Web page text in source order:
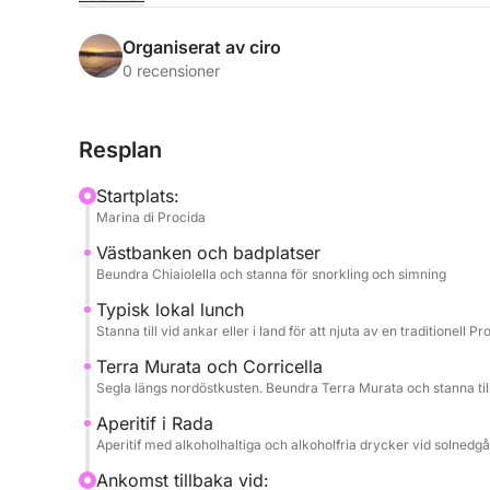
husen med utsikt över Corricellahavet, den unika
och naturreservat. Du kommer att ha gott om tid
Turen förstärks av högkvalitativa tjänster: en
av autentiskt Procida-kök. Ombord hittar du alla
BRÄNSLEKOSTNADEN FÖR DENNA
Organiserat av ciro
0 recensioner
Resplan
Startplats:
Marina di Procida
Västbanken och badplatser
Beundra Chiaiolella och stanna för snorkling och simning
Typisk lokal lunch
Stanna till vid ankar eller i land för att njuta av en traditionell
Terra Murata och Corricella
Segla längs nordöstkusten. Beundra Terra Murata och stanna
Aperitif i Rada
Aperitif med alkoholhaltiga och alkoholfria drycker vid
Ankomst tillbaka vid: